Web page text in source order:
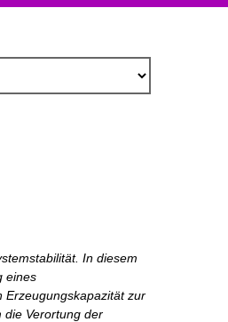
In diesem
eines
Erzeugungskapazität zur
die Verortung der